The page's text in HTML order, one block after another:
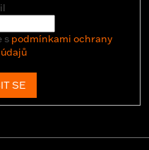
s podmínkami ochrany
SE